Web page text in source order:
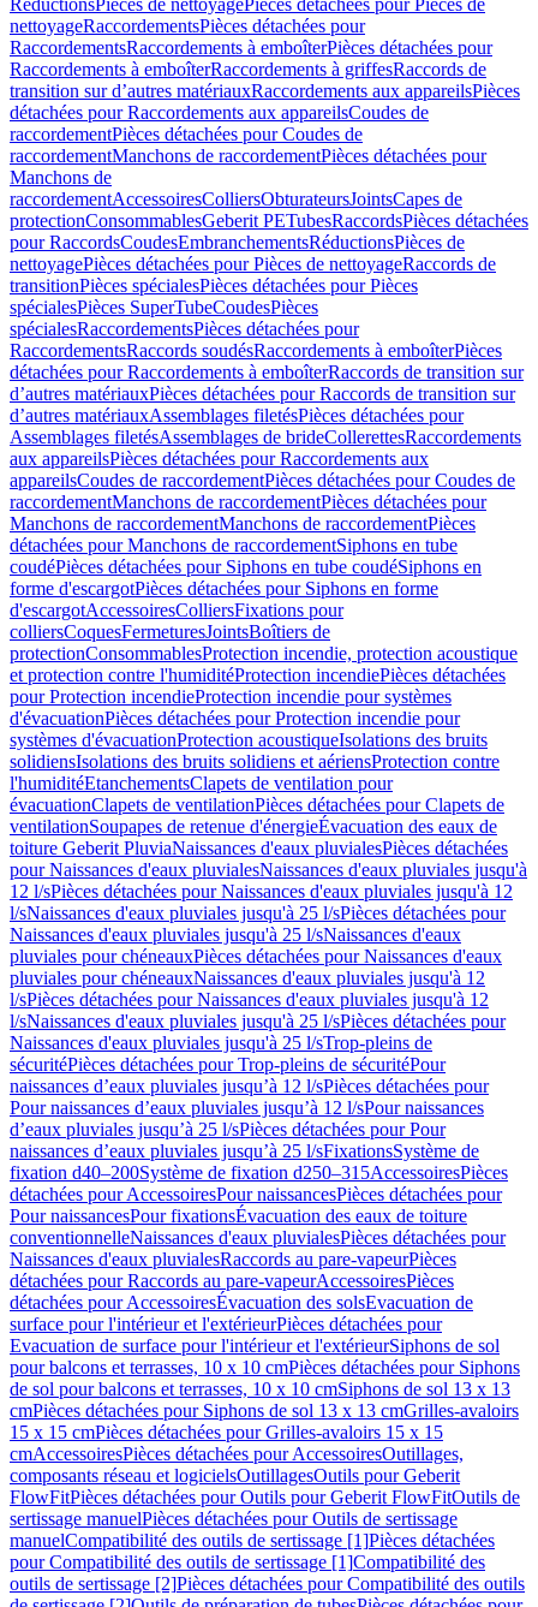
RéductionsPièces de nettoyagePièces détachées pour Pièces de
nettoyageRaccordementsPièces détachées pour
RaccordementsRaccordements à emboîterPièces détachées pour
Raccordements à emboîterRaccordements à griffesRaccords de
transition sur d’autres matériauxRaccordements aux appareilsPièces
détachées pour Raccordements aux appareilsCoudes de
raccordementPièces détachées pour Coudes de
raccordementManchons de raccordementPièces détachées pour
Manchons de
raccordementAccessoiresColliersObturateursJointsCapes de
protectionConsommablesGeberit PETubesRaccordsPièces détachées
pour RaccordsCoudesEmbranchementsRéductionsPièces de
nettoyagePièces détachées pour Pièces de nettoyageRaccords de
transitionPièces spécialesPièces détachées pour Pièces
spécialesPièces SuperTubeCoudesPièces
spécialesRaccordementsPièces détachées pour
RaccordementsRaccords soudésRaccordements à emboîterPièces
détachées pour Raccordements à emboîterRaccords de transition sur
d’autres matériauxPièces détachées pour Raccords de transition sur
d’autres matériauxAssemblages filetésPièces détachées pour
Assemblages filetésAssemblages de brideCollerettesRaccordements
aux appareilsPièces détachées pour Raccordements aux
appareilsCoudes de raccordementPièces détachées pour Coudes de
raccordementManchons de raccordementPièces détachées pour
Manchons de raccordementManchons de raccordementPièces
détachées pour Manchons de raccordementSiphons en tube
coudéPièces détachées pour Siphons en tube coudéSiphons en
forme d'escargotPièces détachées pour Siphons en forme
d'escargotAccessoiresColliersFixations pour
colliersCoquesFermeturesJointsBoîtiers de
protectionConsommablesProtection incendie, protection acoustique
et protection contre l'humiditéProtection incendiePièces détachées
pour Protection incendieProtection incendie pour systèmes
d'évacuationPièces détachées pour Protection incendie pour
systèmes d'évacuationProtection acoustiqueIsolations des bruits
solidiensIsolations des bruits solidiens et aériensProtection contre
l'humiditéEtanchementsClapets de ventilation pour
évacuationClapets de ventilationPièces détachées pour Clapets de
ventilationSoupapes de retenue d'énergieÉvacuation des eaux de
toiture Geberit PluviaNaissances d'eaux pluvialesPièces détachées
pour Naissances d'eaux pluvialesNaissances d'eaux pluviales jusqu'à
12 l/sPièces détachées pour Naissances d'eaux pluviales jusqu'à 12
l/sNaissances d'eaux pluviales jusqu'à 25 l/sPièces détachées pour
Naissances d'eaux pluviales jusqu'à 25 l/sNaissances d'eaux
pluviales pour chéneauxPièces détachées pour Naissances d'eaux
pluviales pour chéneauxNaissances d'eaux pluviales jusqu'à 12
l/sPièces détachées pour Naissances d'eaux pluviales jusqu'à 12
l/sNaissances d'eaux pluviales jusqu'à 25 l/sPièces détachées pour
Naissances d'eaux pluviales jusqu'à 25 l/sTrop-pleins de
sécuritéPièces détachées pour Trop-pleins de sécuritéPour
naissances d’eaux pluviales jusqu’à 12 l/sPièces détachées pour
Pour naissances d’eaux pluviales jusqu’à 12 l/sPour naissances
d’eaux pluviales jusqu’à 25 l/sPièces détachées pour Pour
naissances d’eaux pluviales jusqu’à 25 l/sFixationsSystème de
fixation d40–200Système de fixation d250–315AccessoiresPièces
détachées pour AccessoiresPour naissancesPièces détachées pour
Pour naissancesPour fixationsÉvacuation des eaux de toiture
conventionnelleNaissances d'eaux pluvialesPièces détachées pour
Naissances d'eaux pluvialesRaccords au pare-vapeurPièces
détachées pour Raccords au pare-vapeurAccessoiresPièces
détachées pour AccessoiresÉvacuation des solsEvacuation de
surface pour l'intérieur et l'extérieurPièces détachées pour
Evacuation de surface pour l'intérieur et l'extérieurSiphons de sol
pour balcons et terrasses, 10 x 10 cmPièces détachées pour Siphons
de sol pour balcons et terrasses, 10 x 10 cmSiphons de sol 13 x 13
cmPièces détachées pour Siphons de sol 13 x 13 cmGrilles-avaloirs
15 x 15 cmPièces détachées pour Grilles-avaloirs 15 x 15
cmAccessoiresPièces détachées pour AccessoiresOutillages,
composants réseau et logicielsOutillagesOutils pour Geberit
FlowFitPièces détachées pour Outils pour Geberit FlowFitOutils de
sertissage manuelPièces détachées pour Outils de sertissage
manuelCompatibilité des outils de sertissage [1]Pièces détachées
pour Compatibilité des outils de sertissage [1]Compatibilité des
outils de sertissage [2]Pièces détachées pour Compatibilité des outils